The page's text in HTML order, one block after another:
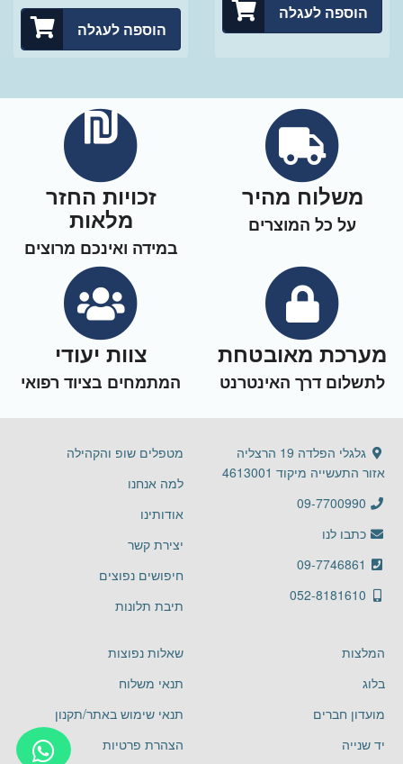
הוספה לעגלה
הוספה לעגלה
משלוח מהיר
על כל המוצרים
זכויות החזר
מלאות
במידה ואינכם מרוצים
מערכת מאובטחת
לתשלום דרך האינטרנט
צוות יעודי
המתמחים בציוד רפואי
גלגלי הפלדה 19 הרצליה
אזור התעשייה מיקוד 4613001
09-7700990
כתבו לנו
09-7746861
052-8181610
מטפלים שופ והקהילה
למה אנחנו
אודותינו
יצירת קשר
חיפושים נפוצים
תיבת תלונות
המלצות
בלוג
מועדון חברים
יד שנייה
שאלות נפוצות
תנאי משלוח
תנאי שימוש באתר/תקנון
הצהרת פרטיות